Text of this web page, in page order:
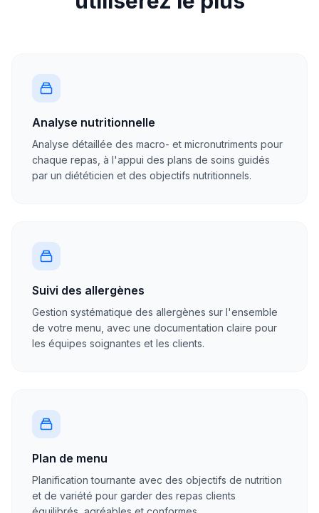
Analyse nutritionnelle
Analyse détaillée des macro- et micronutriments pour
chaque repas, à l'appui des plans de soins guidés
par un diététicien et des objectifs nutritionnels.
Suivi des allergènes
Gestion systématique des allergènes sur l'ensemble
de votre menu, avec une documentation claire pour
les équipes soignantes et les clients.
Plan de menu
Planification tournante avec des objectifs de nutrition
et de variété pour garder des repas clients